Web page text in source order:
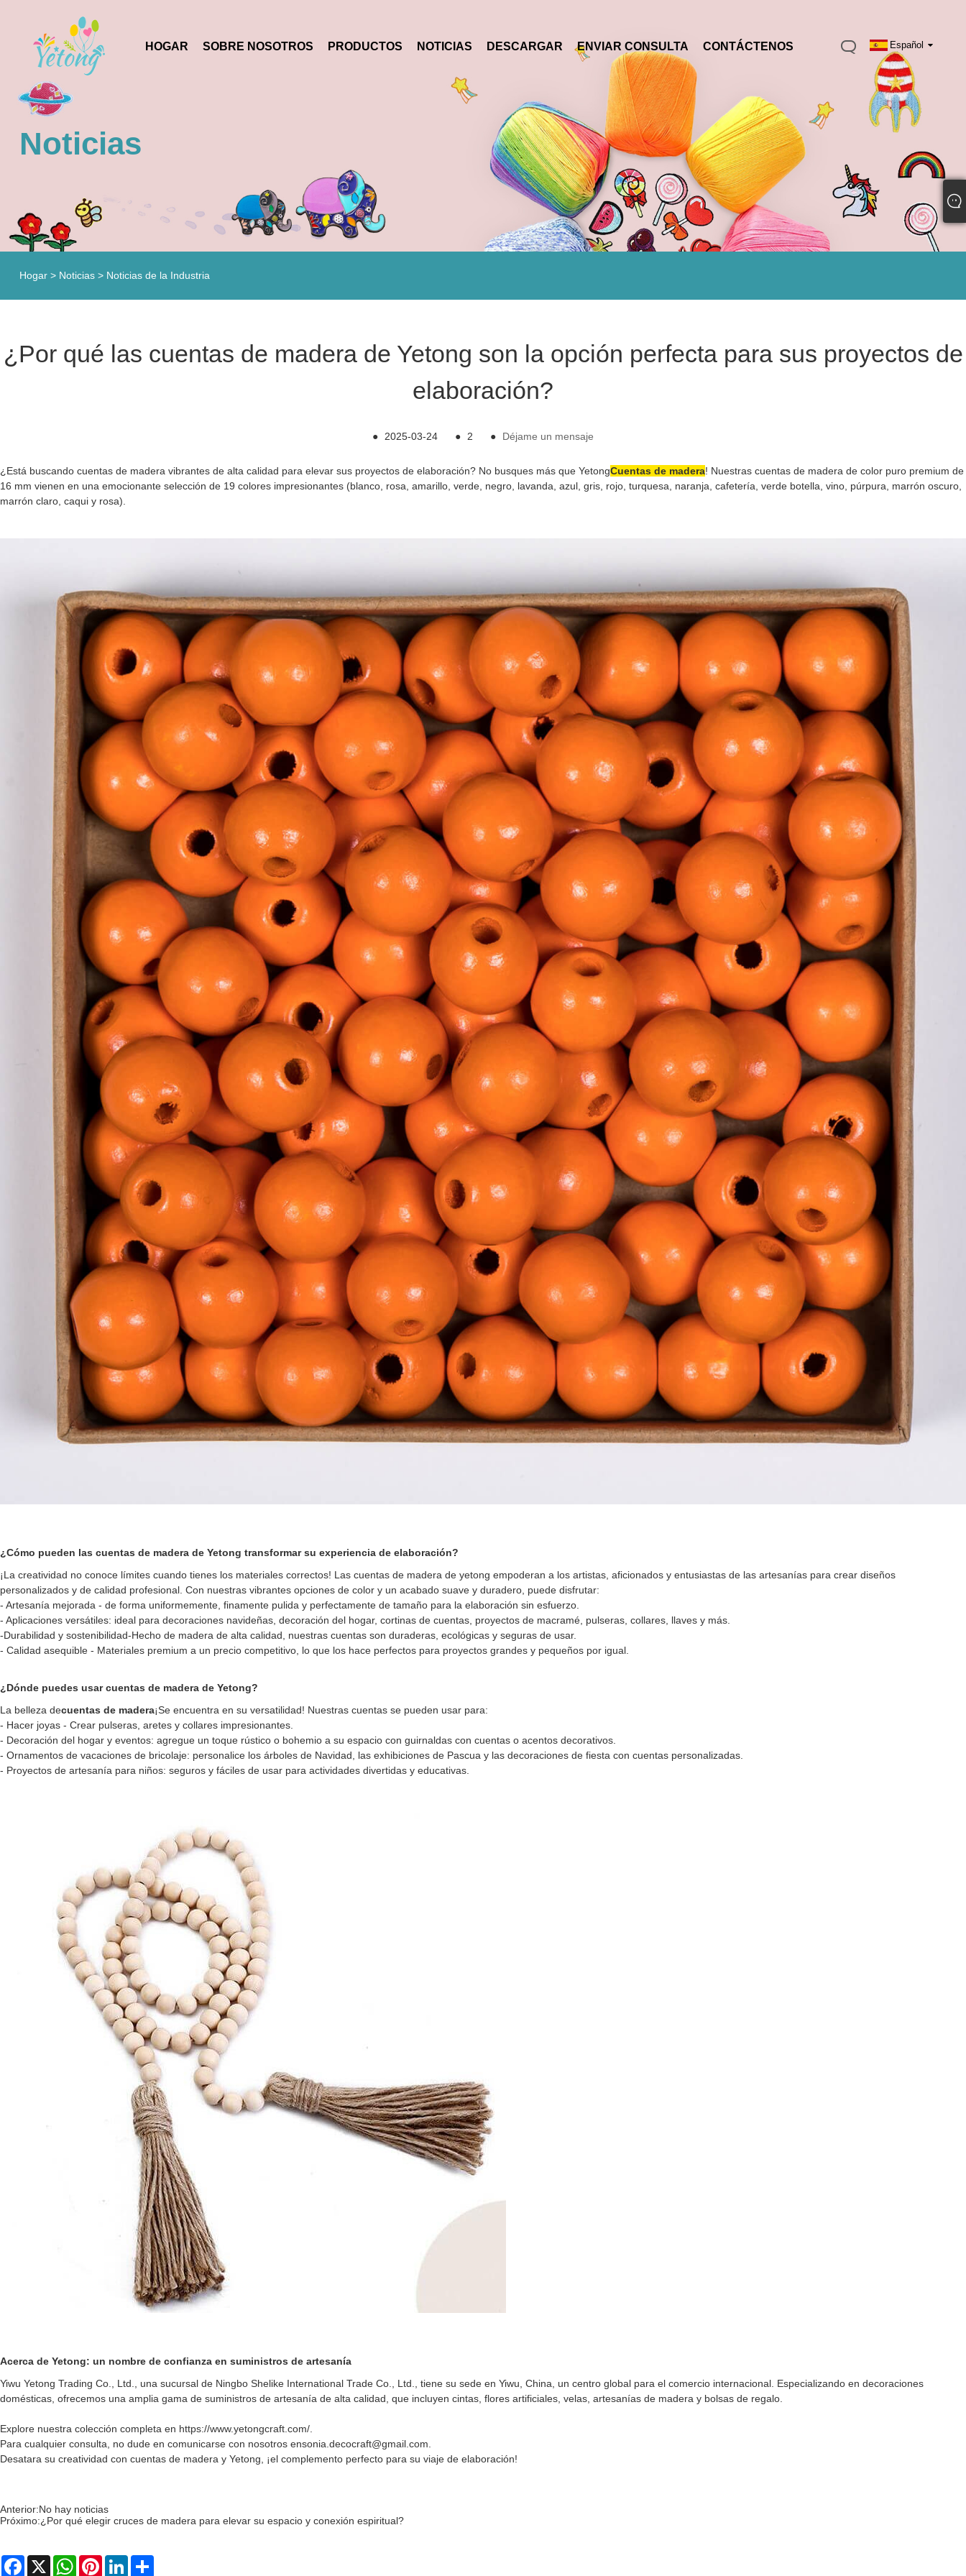
Español
HOGAR SOBRE NOSOTROS PRODUCTOS NOTICIAS DESCARGAR ENVIAR CONSULTA CONTÁCTENOS
Noticias
Hogar > Noticias> Noticias de la Industria
¿Por qué las cuentas de madera de Yetong son la opción perfecta para sus proyectos de
elaboración?
● 2025-03-24 ● 2 ● Déjame un mensaje
¿Está buscando cuentas de madera vibrantes de alta calidad para elevar sus proyectos de elaboración? No busques más que YetongCuentas de madera! Nuestras cuentas de madera de color puro premium de
16 mm vienen en una emocionante selección de 19 colores impresionantes (blanco, rosa, amarillo, verde, negro, lavanda, azul, gris, rojo, turquesa, naranja, cafetería, verde botella, vino, púrpura, marrón oscuro,
marrón claro, caqui y rosa).
¿Cómo pueden las cuentas de madera de Yetong transformar su experiencia de elaboración?
¡La creatividad no conoce límites cuando tienes los materiales correctos! Las cuentas de madera de yetong empoderan a los artistas, aficionados y entusiastas de las artesanías para crear diseños
personalizados y de calidad profesional. Con nuestras vibrantes opciones de color y un acabado suave y duradero, puede disfrutar:
- Artesanía mejorada - de forma uniformemente, finamente pulida y perfectamente de tamaño para la elaboración sin esfuerzo.
- Aplicaciones versátiles: ideal para decoraciones navideñas, decoración del hogar, cortinas de cuentas, proyectos de macramé, pulseras, collares, llaves y más.
-Durabilidad y sostenibilidad-Hecho de madera de alta calidad, nuestras cuentas son duraderas, ecológicas y seguras de usar.
- Calidad asequible - Materiales premium a un precio competitivo, lo que los hace perfectos para proyectos grandes y pequeños por igual.
¿Dónde puedes usar cuentas de madera de Yetong?
La belleza decuentas de madera¡Se encuentra en su versatilidad! Nuestras cuentas se pueden usar para:
- Hacer joyas - Crear pulseras, aretes y collares impresionantes.
- Decoración del hogar y eventos: agregue un toque rústico o bohemio a su espacio con guirnaldas con cuentas o acentos decorativos.
- Ornamentos de vacaciones de bricolaje: personalice los árboles de Navidad, las exhibiciones de Pascua y las decoraciones de fiesta con cuentas personalizadas.
- Proyectos de artesanía para niños: seguros y fáciles de usar para actividades divertidas y educativas.
Acerca de Yetong: un nombre de confianza en suministros de artesanía
Yiwu Yetong Trading Co., Ltd., una sucursal de Ningbo Shelike International Trade Co., Ltd., tiene su sede en Yiwu, China, un centro global para el comercio internacional. Especializando en decoraciones
domésticas, ofrecemos una amplia gama de suministros de artesanía de alta calidad, que incluyen cintas, flores artificiales, velas, artesanías de madera y bolsas de regalo.
Explore nuestra colección completa en https://www.yetongcraft.com/.
Para cualquier consulta, no dude en comunicarse con nosotros ensonia.decocraft@gmail.com
Desatara su creatividad con cuentas de madera y Yetong, ¡el complemento perfecto para su viaje de elaboración!
Anterior:No hay noticias
Próximo:¿Por qué elegir cruces de madera para elevar su espacio y conexión espiritual?
Facebook
X WhatsAppPinterestLinkedIn